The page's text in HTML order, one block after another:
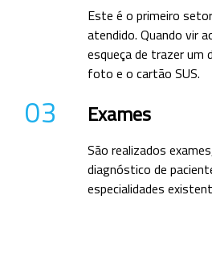
Este é o primeiro
atendido. Quando vir
esqueça de trazer um
foto e o cartão SUS.
03 Exames
São realizados
diagnóstico de
especialidades